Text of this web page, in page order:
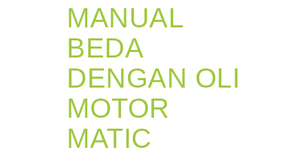
MANUAL
BEDA
DENGAN OLI
MOTOR
MATIC